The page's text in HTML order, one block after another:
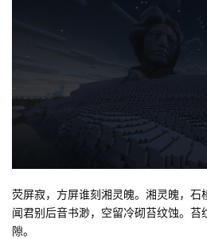
荧屏寂，方屏谁刻湘灵魄。湘灵魄，石
闻君别后音书渺，空留冷砌苔纹蚀。苔
隙。